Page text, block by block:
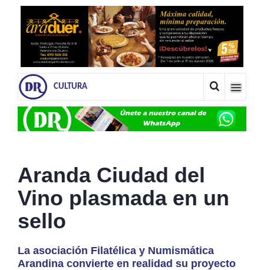
CULTURA
Aranda Ciudad del
Vino plasmada en un
sello
La asociación Filatélica y Numismática
Arandina convierte en realidad su proyecto